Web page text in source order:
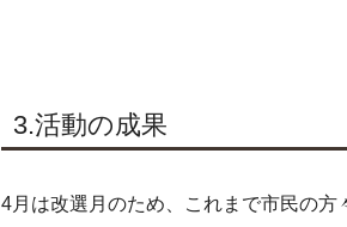
3.活動の成果
4月は改選月のため、これまで市民の